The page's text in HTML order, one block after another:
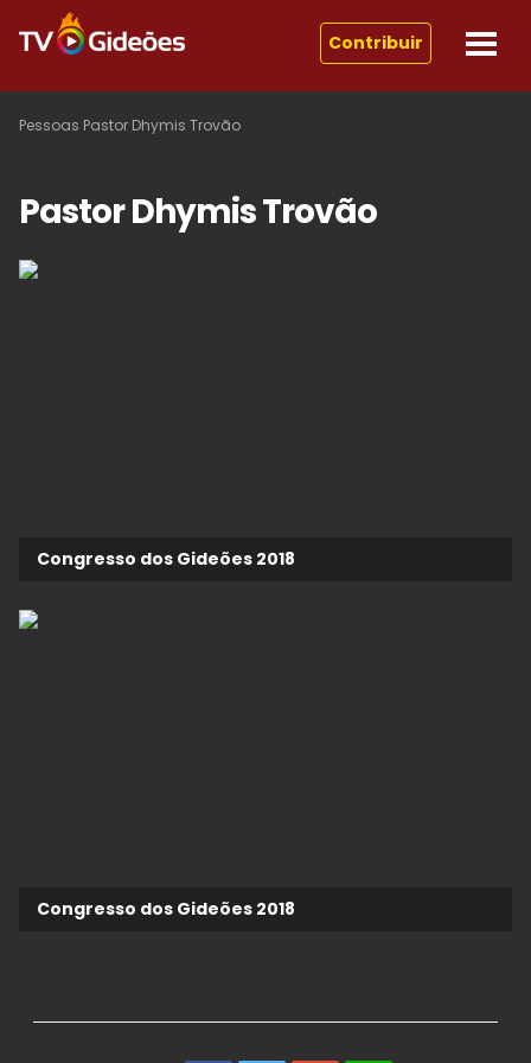
Contribuir
Pessoas Pastor Dhymis Trovão
Pastor Dhymis Trovão
Congresso dos Gideões 2018
Congresso dos Gideões 2018